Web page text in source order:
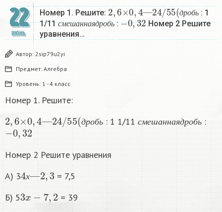
22
ИЮНЬ
Номер 1. Решите: дро бь
2,6× 0,4 —
24/55( дробь
: 1
1/11сме ш а н н ая д р о б ь
сме шанная д робь
:
−0,32
Номер 2 Решите
уравнения…
Автор: 2sip79u2yi
Предмет: Алгебра
Уровень: 1 - 4 класс
Номер 1. Решите:
д р о б ь
2 6 , — 24/ 55(др
: 1 1/11 сме ш а н н аяд р о б ь:
−0,32
Номер 2 Решите уравнения
А) 3
х
4 2 3
= 7,5
Б) 5
3 2
= 39